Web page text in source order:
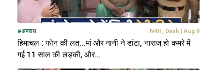
#अपराध N4H_Desk Aug 9
हिमाचल : फोन की लत...मां और नानी ने डांटा, नाराज हो कमरे में
गई 11 साल की लड़की, और...